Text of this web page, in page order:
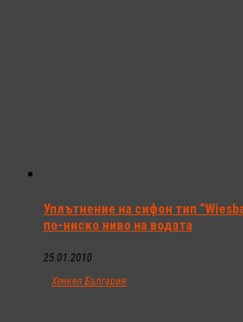
Уплътнение на сифон тип
по-ниско ниво на водата
25.01.2010
Хенкел България